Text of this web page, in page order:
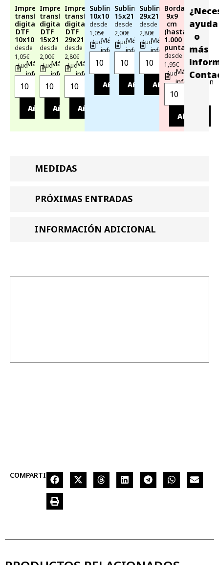
Impresión
transfer
digital
DTF
10x10cm
desde
1,05€
/ udMás
información
Añadir
Impresión
transfer
digital
DTF
15x21cm
desde
2,00€
/ udMás
información
Añadir
Impresión
transfer
digital
DTF
29x21cm
desde
2,80€
/ udMás
información
Añadir
Sublimación
10x10cm
desde
1,05€
/ udMás
información
Añadir
Sublimación
15x21cm
desde
2,00€
/ udMás
información
Añadir
Sublimación
29x21cm
desde
2,80€
/ udMás
información
Añadir
Bordado
9x9
cm
(hasta
1.000
puntadas)
desde
1,95€
/ udMás
información
Añadir
ayuda
o
más
MEDIDAS
PRÓXIMAS ENTRADAS
INFORMACIÓN ADICIONAL
COMPARTIR